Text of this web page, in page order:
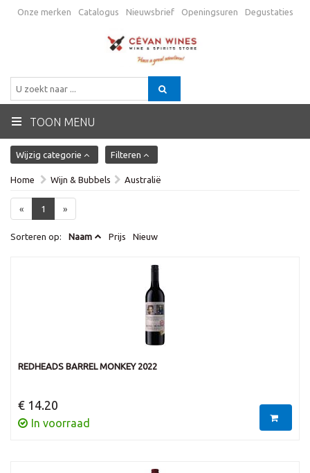
Onze merken Catalogus Nieuwsbrief Openingsuren Degustaties
Algemene voorwaarden
TOON MENU
Wijzig categorie Filteren
Home Wijn & Bubbels Australië
« 1 »
Sorteren op: Naam Prijs Nieuw
REDHEADS BARREL MONKEY 2022
€ 14.20
In voorraad